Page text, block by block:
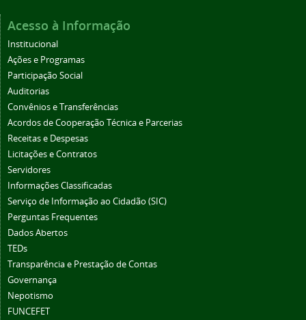
Acesso à Informação
Institucional
Ações e Programas
Participação Social
Auditorias
Convênios e Transferências
Acordos de Cooperação Técnica e Parcerias
Receitas e Despesas
Licitações e Contratos
Servidores
Informações Classificadas
Serviço de Informação ao Cidadão (SIC)
Perguntas Frequentes
Dados Abertos
TEDs
Transparência e Prestação de Contas
Governança
Nepotismo
FUNCEFET